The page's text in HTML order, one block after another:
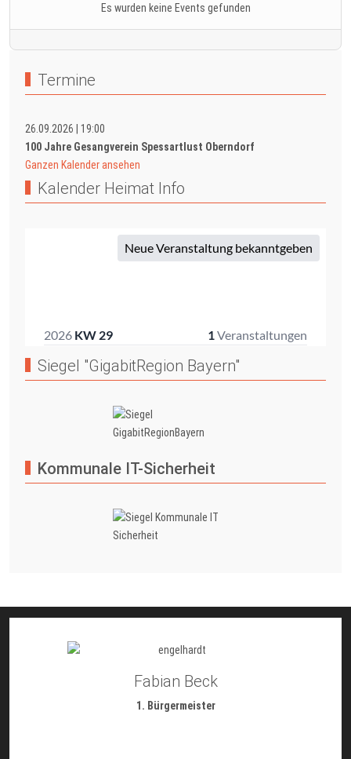
Es wurden keine Events gefunden
Termine
26.09.2026
19:00
100 Jahre Gesangverein Spessartlust Oberndorf
Ganzen Kalender ansehen
Kalender Heimat Info
Siegel "GigabitRegion Bayern"
Kommunale IT-Sicherheit
Fabian Beck
1. Bürgermeister